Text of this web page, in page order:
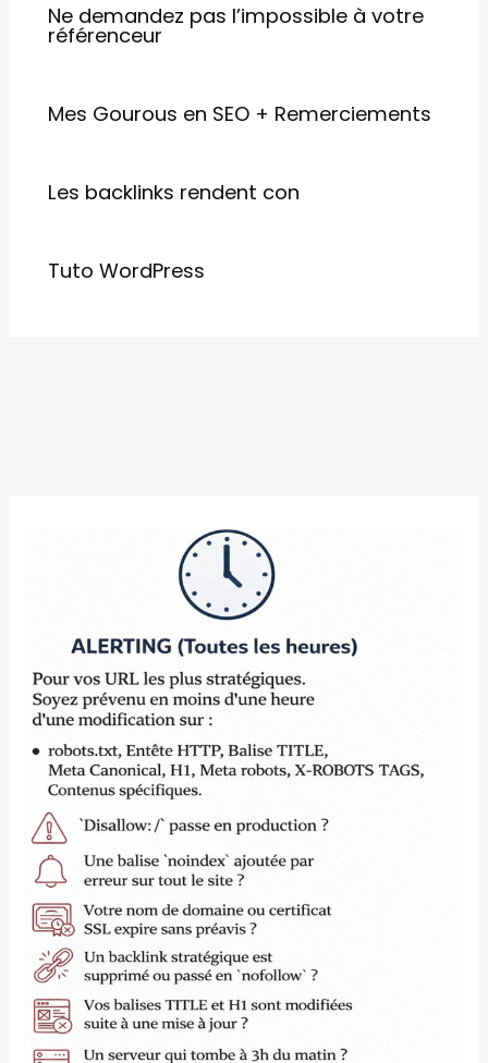
Ne demandez pas l’impossible à votre
référenceur
Mes Gourous en SEO + Remerciements
Les backlinks rendent con
Tuto WordPress